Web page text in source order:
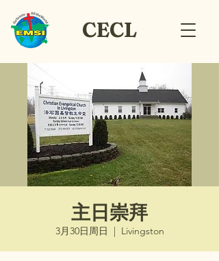
CECL
主日崇拜
3月30日周日
  |
Livingston